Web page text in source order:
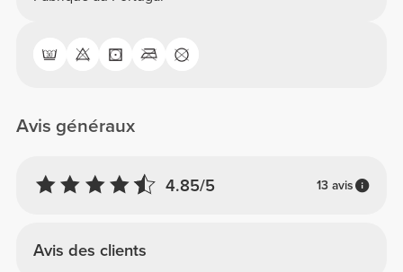
Avis généraux
4.85/5 13 avis
Avis des clients